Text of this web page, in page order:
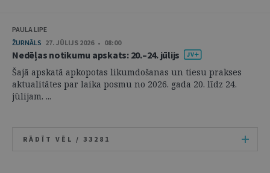
PAULA LIPE
ŽURNĀLS 27. JŪLIJS 2026 • 08:00
Nedēļas notikumu apskats: 20.–24. jūlijs
Šajā apskatā apkopotas likumdošanas un tiesu prakses
aktualitātes par laika posmu no 2026. gada 20. līdz 24.
jūlijam. ...
RĀDĪT VĒL / 33281